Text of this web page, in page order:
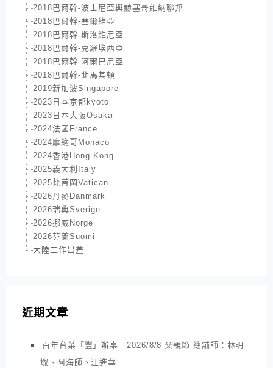
2018巴爾幹-波士尼亞與赫塞哥維納聯邦
2018巴爾幹-塞爾維亞
2018巴爾幹-斯洛維尼亞
2018巴爾幹-克羅埃西亞
2018巴爾幹-阿爾巴尼亞
2018巴爾幹-北馬其頓
2019新加波Singapore
2023日本京都kyoto
2023日本大阪Osaka
2024法國France
2024摩納哥Monaco
2024香港Hong Kong
2025義大利Italy
2025梵蒂岡Vatican
2026丹麥Danmark
2026瑞典Sverige
2026挪威Norge
2026芬蘭Suomi
大陸工作出差
近期文章
百年台菜「豐」辦桌｜2026/8/8 父親節 總舖師：林明
燦、阿海師、江進華